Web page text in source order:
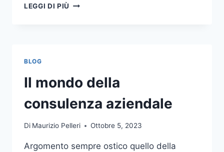
LEGGI DI PIÙ ETAGERE
PER
L’ARREDO
GIARDINO
BLOG
Il mondo della
consulenza aziendale
Di Maurizio Pelleri Ottobre 5, 2023
Argomento sempre ostico quello della